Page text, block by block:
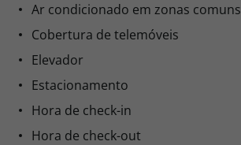
Ar condicionado em zonas comuns
Cobertura de telemóveis
Elevador
Estacionamento
Hora de check-in
Hora de check-out